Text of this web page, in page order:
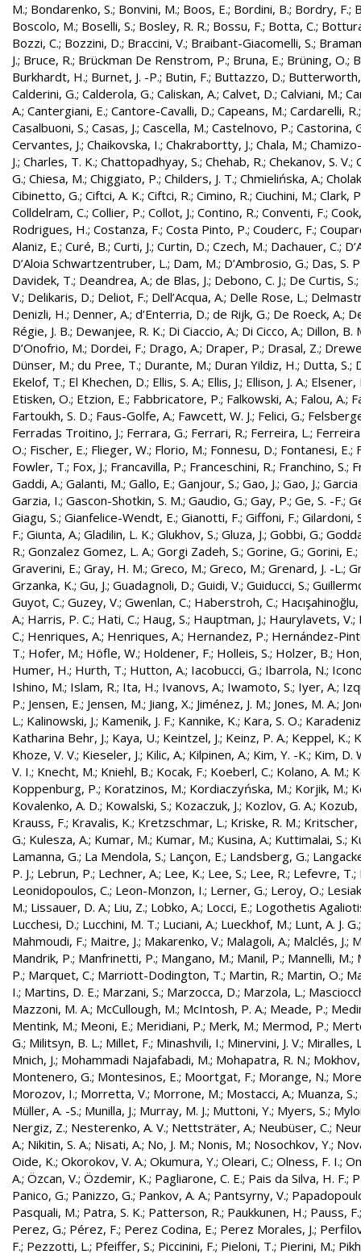
M.; Bondarenko, S.; Bonvini, M.; Boos, E.; Bordini, B.; Bordry, F.;
Boscolo, M.; Boselli, S.; Bosley, R. R.; Bossu, F.; Botta, C.;
Bozzi, C.; Bozzini, D.; Braccini, V.; Braibant-Giacomelli, S.;
J.; Bruce, R.; Brückman De Renstrom, P.; Bruna, E.; Brüning, O.;
Burkhardt, H.; Burnet, J. -P.; Butin, F.; Buttazzo, D.;
Calderini, G.; Calderola, G.; Caliskan, A.; Calvet, D.; Calviani, M.;
A.; Cantergiani, E.; Cantore-Cavalli, D.; Capeans, M.; Cardarelli, R.
Casalbuoni, S.; Casas, J.; Cascella, M.; Castelnovo, P.; Castorina,
Cervantes, J.; Chaikovska, I.; Chakrabortty, J.; Chala, M.;
J.; Charles, T. K.; Chattopadhyay, S.; Chehab, R.; Chekanov, S. V.;
G.; Chiesa, M.; Chiggiato, P.; Childers, J. T.; Chmielińska, A.;
Cibinetto, G.; Ciftci, A. K.; Ciftci, R.; Cimino, R.; Ciuchini, M.; Clark,
Colldelram, C.; Collier, P.; Collot, J.; Contino, R.; Conventi, F.;
Rodrigues, H.; Costanza, F.; Costa Pinto, P.; Couderc, F.;
Alaniz, E.; Curé, B.; Curti, J.; Curtin, D.; Czech, M.; Dachauer, C.;
D’Aloia Schwartzentruber, L.; Dam, M.; D’Ambrosio, G.; Das, S.
Davidek, T.; Deandrea, A.; de Blas, J.; Debono, C. J.; De Curtis, S.;
V.; Delikaris, D.; Deliot, F.; Dell’Acqua, A.; Delle Rose, L.;
Denizli, H.; Denner, A.; d’Enterria, D.; de Rijk, G.; De Roeck, A.;
Régie, J. B.; Dewanjee, R. K.; Di Ciaccio, A.; Di Cicco, A.; Dillon, B.
D’Onofrio, M.; Dordei, F.; Drago, A.; Draper, P.; Drasal, Z.;
Dünser, M.; du Pree, T.; Durante, M.; Duran Yildiz, H.; Dutta, S.;
Ekelof, T.; El Khechen, D.; Ellis, S. A.; Ellis, J.; Ellison, J. A.; Elsener,
Etisken, O.; Etzion, E.; Fabbricatore, P.; Falkowski, A.; Falou, A.;
Fartoukh, S. D.; Faus-Golfe, A.; Fawcett, W. J.; Felici, G.;
Ferradas Troitino, J.; Ferrara, G.; Ferrari, R.; Ferreira, L.;
O.; Fischer, E.; Flieger, W.; Florio, M.; Fonnesu, D.; Fontanesi, E.;
Fowler, T.; Fox, J.; Francavilla, P.; Franceschini, R.; Franchino, S.;
Gaddi, A.; Galanti, M.; Gallo, E.; Ganjour, S.; Gao, J.; Gao, J.; Garcia
Garzia, I.; Gascon-Shotkin, S. M.; Gaudio, G.; Gay, P.; Ge, S. -F.;
Giagu, S.; Gianfelice-Wendt, E.; Gianotti, F.; Giffoni, F.; Gilardoni,
F.; Giunta, A.; Gladilin, L. K.; Glukhov, S.; Gluza, J.; Gobbi, G.;
R.; Gonzalez Gomez, L. A.; Gorgi Zadeh, S.; Gorine, G.; Gorini, E.;
Graverini, E.; Gray, H. M.; Greco, M.; Greco, M.; Grenard, J. -L.;
Grzanka, K.; Gu, J.; Guadagnoli, D.; Guidi, V.; Guiducci, S.;
Guyot, C.; Guzey, V.; Gwenlan, C.; Haberstroh, C.;
A.; Harris, P. C.; Hati, C.; Haug, S.; Hauptman, J.; Haurylavets, V.;
C.; Henriques, A.; Henriques, A.; Hernandez, P.; Hernández-
T.; Hofer, M.; Höfle, W.; Holdener, F.; Holleis, S.; Holzer, B.;
Humer, H.; Hurth, T.; Hutton, A.; Iacobucci, G.; Ibarrola, N.;
Ishino, M.; Islam, R.; Ita, H.; Ivanovs, A.; Iwamoto, S.; Iyer, A.;
P.; Jensen, E.; Jensen, M.; Jiang, X.; Jiménez, J. M.; Jones, M. A.;
L.; Kalinowski, J.; Kamenik, J. F.; Kannike, K.; Kara, S. O.;
Katharina Behr, J.; Kaya, U.; Keintzel, J.; Keinz, P. A.; Keppel, K.;
Khoze, V. V.; Kieseler, J.; Kilic, A.; Kilpinen, A.; Kim, Y. -K.; Kim, D.
V. I.; Knecht, M.; Kniehl, B.; Kocak, F.; Koeberl, C.; Kolano, A. M.;
Koppenburg, P.; Koratzinos, M.; Kordiaczyńska, M.; Korjik, M.;
Kovalenko, A. D.; Kowalski, S.; Kozaczuk, J.; Kozlov, G. A.; Kozub,
Krauss, F.; Kravalis, K.; Kretzschmar, L.; Kriske, R. M.; Kritscher,
G.; Kulesza, A.; Kumar, M.; Kumar, M.; Kusina, A.; Kuttimalai, S.;
Lamanna, G.; La Mendola, S.; Lançon, E.; Landsberg, G.;
P. J.; Lebrun, P.; Lechner, A.; Lee, K.; Lee, S.; Lee, R.; Lefevre, T.;
Leonidopoulos, C.; Leon-Monzon, I.; Lerner, G.; Leroy, O.;
M.; Lissauer, D. A.; Liu, Z.; Lobko, A.; Locci, E.; Logothetis
Lucchesi, D.; Lucchini, M. T.; Luciani, A.; Lueckhof, M.; Lunt, A. J. G.
Mahmoudi, F.; Maitre, J.; Makarenko, V.; Malagoli, A.; Malclés, J.;
Mandrik, P.; Manfrinetti, P.; Mangano, M.; Manil, P.; Mannelli, M.;
P.; Marquet, C.; Marriott-Dodington, T.; Martin, R.; Martin, O.;
I.; Martins, D. E.; Marzani, S.; Marzocca, D.; Marzola, L.;
Mazzoni, M. A.; McCullough, M.; McIntosh, P. A.; Meade, P.;
Mentink, M.; Meoni, E.; Meridiani, P.; Merk, M.; Mermod, P.;
G.; Militsyn, B. L.; Millet, F.; Minashvili, I.; Minervini, J. V.; Miralles,
Mnich, J.; Mohammadi Najafabadi, M.; Mohapatra, R. N.;
Montenero, G.; Montesinos, E.; Moortgat, F.; Morange, N.;
Morozov, I.; Morretta, V.; Morrone, M.; Mostacci, A.; Muanza, S.;
Müller, A. -S.; Munilla, J.; Murray, M. J.; Muttoni, Y.; Myers, S.;
Nergiz, Z.; Nesterenko, A. V.; Nettsträter, A.; Neubüser, C.;
A.; Nikitin, S. A.; Nisati, A.; No, J. M.; Nonis, M.; Nosochkov, Y.;
Oide, K.; Okorokov, V. A.; Okumura, Y.; Oleari, C.; Olness, F. I.;
A.; Özcan, V.; Özdemir, K.; Pagliarone, C. E.; Pais da Silva, H. F.;
Panico, G.; Panizzo, G.; Pankov, A. A.; Pantsyrny, V.;
Pasquali, M.; Patra, S. K.; Patterson, R.; Paukkunen, H.; Pauss, F.
Perez, G.; Pérez, F.; Perez Codina, E.; Perez Morales, J.;
F.; Pezzotti, L.; Pfeiffer, S.; Piccinini, F.; Pieloni, T.; Pierini, M.;